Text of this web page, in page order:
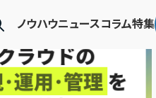
ノウハウニュースコラム特集